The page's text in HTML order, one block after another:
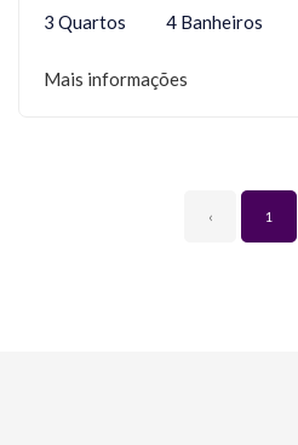
3 Quartos 4 Banheiros
Mais informações
‹ 1